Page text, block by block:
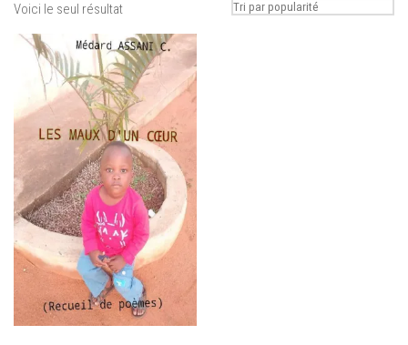
Voici le seul résultat